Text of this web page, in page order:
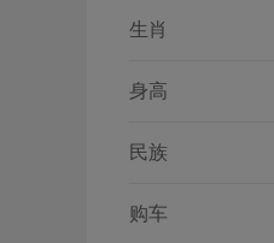
生肖
身高
民族
购车